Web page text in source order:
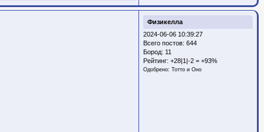
Физикелла
2024-06-06 10:39:27
Всего постов: 644
Бород: 11
Рейтинг: +28|1|-2 = +93%
Одобрено: Тотто и Оно